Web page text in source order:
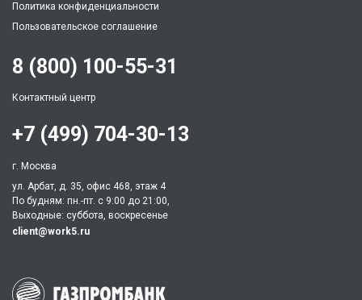
Политика конфиденциальности
Пользовательское соглашение
8 (800) 100-55-31
Контактный центр
+7 (499) 704-30-13
г. Москва
ул. Арбат, д. 35, офис 468, этаж 4
По будням: пн.-пт. c 9:00 до 21:00,
Выходные: суббота, воскресенье
client@work5.ru